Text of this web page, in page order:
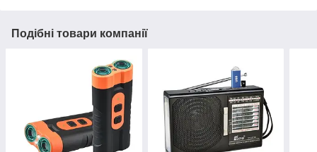
Подібні товари компанії